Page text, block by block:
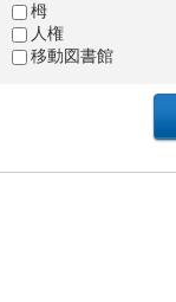
栂
人権
移動図書館